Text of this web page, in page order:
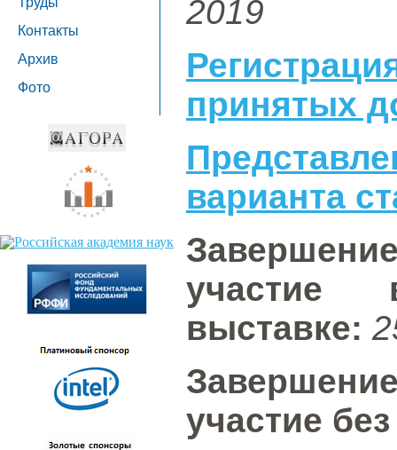
Контакты
Архив
Фото
2019
принятых
варианта
участие
выставке:
участие